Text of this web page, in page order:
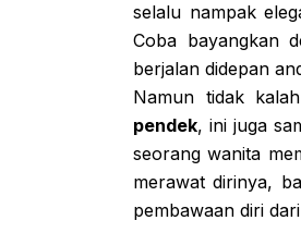
selalu nampak
Coba bayangkan
berjalan didepan
Namun tidak
pendek, ini juga
seorang wanita
merawat dirinya,
pembawaan diri